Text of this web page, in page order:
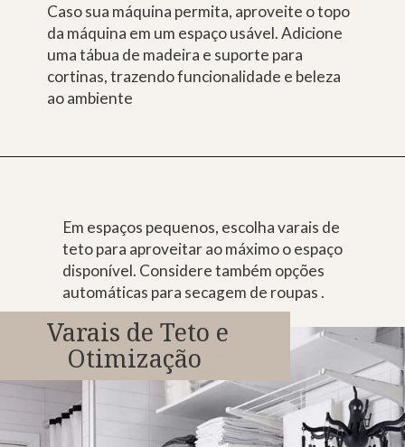
Caso sua máquina permita, aproveite o topo
da máquina em um espaço usável. Adicione
uma tábua de madeira e suporte para
cortinas, trazendo funcionalidade e beleza
ao ambiente
Em espaços pequenos, escolha varais de
teto para aproveitar ao máximo o espaço
disponível. Considere também opções
automáticas para secagem de roupas .
Varais de Teto e
Otimização